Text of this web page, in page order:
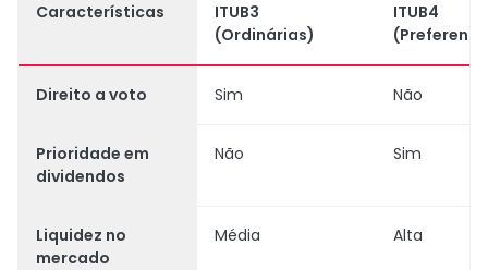
Características
ITUB3
(Ordinárias)
ITUB4
Direito a voto Sim Não
Prioridade em
dividendos
Não Sim
Liquidez no
mercado
Média Alta